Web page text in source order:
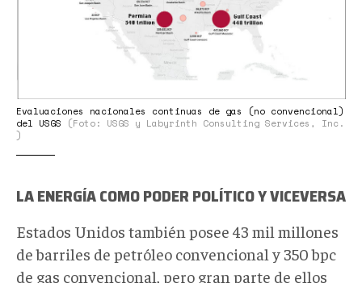
Evaluaciones nacionales continuas de gas (no convencional)
del USGS
(Foto: USGS y Labyrinth Consulting Services, Inc.
)
LA ENERGÍA COMO PODER POLÍTICO Y VICEVERSA
Estados Unidos también posee 43 mil millones
de barriles de petróleo convencional y 350 bpc
de gas convencional, pero gran parte de ellos